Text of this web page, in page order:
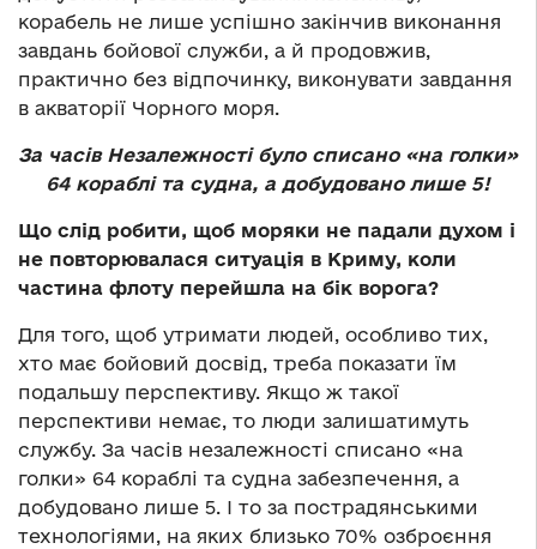
корабель не лише успішно закінчив виконання
завдань бойової служби, а й продовжив,
практично без відпочинку, виконувати завдання
в акваторії Чорного моря.
За часів Незалежності було списано «на голки»
64 кораблі та судна, а добудовано лише 5!
Що слід робити, щоб моряки не падали духом і
не повторювалася ситуація в Криму, коли
частина флоту перейшла на бік ворога?
Для того, щоб утримати людей, особливо тих,
хто має бойовий досвід, треба показати їм
подальшу перспективу. Якщо ж такої
перспективи немає, то люди залишатимуть
службу. За часів незалежності списано «на
голки» 64 кораблі та судна забезпечення, а
добудовано лише 5. І то за пострадянськими
технологіями, на яких близько 70% озброєння